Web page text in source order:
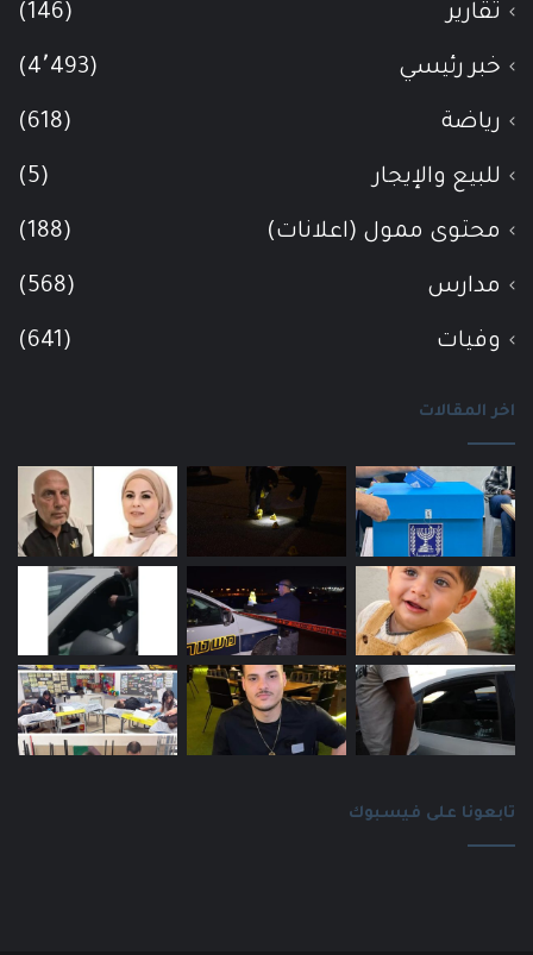
تقارير (146)
خبر رئيسي (4٬493)
رياضة (618)
للبيع والإيجار (5)
محتوى ممول (اعلانات) (188)
مدارس (568)
وفيات (641)
اخر المقالات
تابعونا على فيسبوك